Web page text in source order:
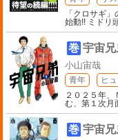
「クロサギ
始動!! ミドリ
巻 宇宙兄
小山宙哉
青年
ヒ
２０２５年
む、第１次月
巻 宇宙